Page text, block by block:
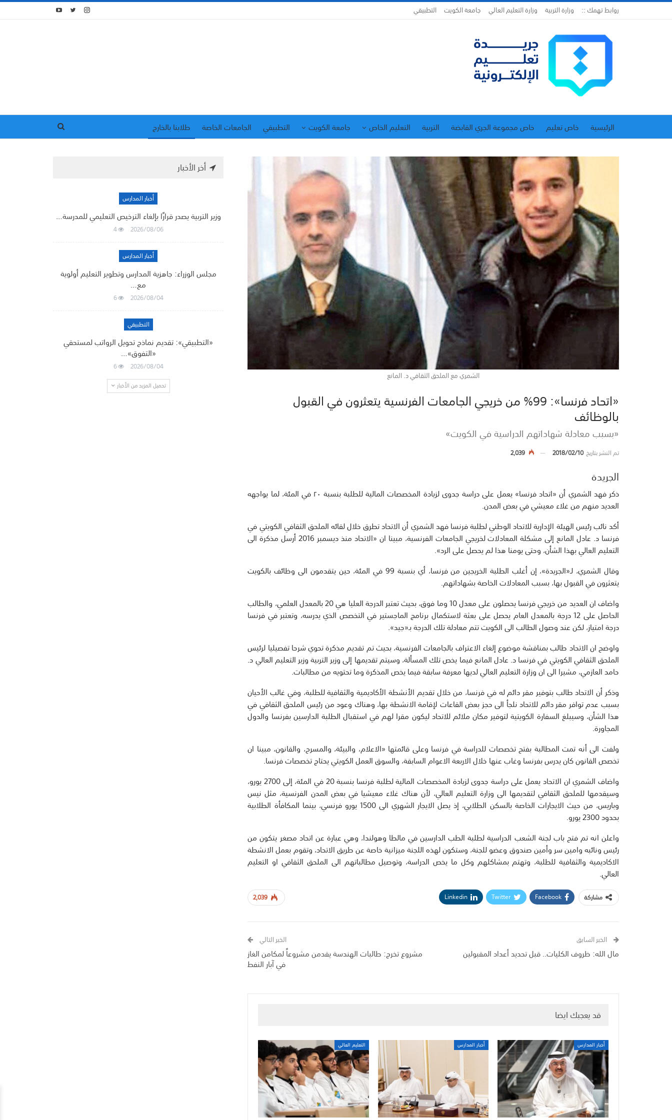
روابط تهمك :: وزارة التربية وزارة التعليم العالي جامعة الكويت التطبيقي
الرئيسية خاص تعليم خاص مجموعة الجري القابضة التربية التعليم الخاص جامعة الكويت التطبيقي الجامعات الخاصة
طلابنا بالخارج
الشمري مع الملحق الثقافي د. المانع
«اتحاد فرنسا»: 99% من خريجي الجامعات الفرنسية يتعثرون في القبول
بالوظائف
«بسبب معادلة شهاداتهم الدراسية في الكويت»
تم النشر بتاريخ2018/02/10
2,039
الجريدة
ذكر فهد الشمري أن «اتحاد فرنسا» يعمل على دراسة جدوى لزيادة المخصصات المالية للطلبة بنسبة ٢٠ في المئة، لما يواجهه
العديد منهم من غلاء معيشي في بعض المدن.
أكد نائب رئيس الهيئة الإدارية للاتحاد الوطني لطلبة فرنسا فهد الشمري أن الاتحاد تطرق خلال لقائه الملحق الثقافي الكويتي في
فرنسا د. عادل المانع إلى مشكلة المعادلات لخريجي الجامعات الفرنسية، مبينا ان «الاتحاد منذ ديسمبر 2016 أرسل مذكرة الى
التعليم العالي بهذا الشأن، وحتى يومنا هذا لم يحصل على الرد».
وقال الشمري، لـ«الجريدة»، إن أغلب الطلبة الخريجين من فرنسا، أي بنسبة 99 في المئة، حين يتقدمون الى وظائف بالكويت
يتعثرون في القبول بها، بسبب المعادلات الخاصة بشهاداتهم.
واضاف ان العديد من خريجي فرنسا يحصلون على معدل 10 وما فوق، بحيث تعتبر الدرجة العليا هي 20 بالمعدل العلمي، والطالب
الحاصل على 12 درجة بالمعدل العام يحصل على بعثة لاستكمال برنامج الماجستير في التخصص الذي يدرسه، وتعتبر في فرنسا
درجة امتياز، لكن عند وصول الطالب الى الكويت تتم معادلة تلك الدرجة بـ«جيد».
واوضح ان الاتحاد طالب بمناقشة موضوع إلغاء الاعتراف بالجامعات الفرنسية، بحيث تم تقديم مذكرة تحوي شرحا تفصيليا لرئيس
الملحق الثقافي الكويتي في فرنسا د. عادل المانع فيما يخص تلك المسألة، وسيتم تقديمها إلى وزير التربية وزير التعليم العالي د.
حامد العازمي، مشيرا الى ان وزارة التعليم العالي لديها معرفة سابقة فيما يخص المذكرة وما تحتويه من مطالبات.
وذكر أن الاتحاد طالب بتوفير مقر دائم له في فرنسا، من خلال تقديم الأنشطة الأكاديمية والثقافية للطلبة، وفي غالب الأحيان
بسبب عدم توافر مقر دائم للاتحاد نلجأ الى حجز بعض القاعات لإقامة الانشطة بها، وهناك وعود من رئيس الملحق الثقافي في
هذا الشأن، وسيبلغ السفارة الكويتية لتوفير مكان ملائم للاتحاد ليكون مقرا لهم في استقبال الطلبة الدارسين بفرنسا والدول
المجاورة.
ولفت الى أنه تمت المطالبة بفتح تخصصات للدراسة في فرنسا وعلى قائمتها «الاعلام، والبيئة، والمسرح، والقانون، مبينا ان
تخصص القانون كان يدرس بفرنسا وغاب عنها خلال الاربعة الاعوام السابقة، والسوق العمل الكويتي يحتاج تخصصات فرنسا.
واضاف الشمري ان الاتحاد يعمل على دراسة جدوى لزيادة المخصصات المالية لطلبة فرنسا بنسبة 20 في المئة، إلى 2700 يورو،
وسيقدمها للملحق الثقافي لتقديمها الى وزارة التعليم العالي، لأن هناك غلاء معيشيا في بعض المدن الفرنسية، مثل نيس
وباريس، من حيث الايجارات الخاصة بالسكن الطلابي، إذ يصل الايجار الشهري الى 1500 يورو فرنسي، بينما المكافأة الطلابية
بحدود 2300 يورو.
واعلن انه تم فتح باب لجنة الشعب الدراسية لطلبة الطب الدارسين في مالطا وهولندا، وهي عبارة عن اتحاد مصغر يتكون من
رئيس ونائبه وامين سر وأمين صندوق وعضو للجنة، وستكون لهذه اللجنة ميزانية خاصة عن طريق الاتحاد، وتقوم بعمل الانشطة
الاكاديمية والثقافية للطلبة، وتهتم بمشاكلهم وكل ما يخص الدراسة، وتوصيل مطالباتهم الى الملحق الثقافي او التعليم
العالي.
2,039 مشاركة Facebook
Twitter
Linkedin
الخبر السابق
مال الله: ظروف الكليات.. قبل تحديد أعداد المقبولين
الخبر التالي
مشروع تخرج: طالبات الهندسة يقدمن مشروعاً لمكامن الغاز
في آبار النفط
قد يعجبك ايضا
أخبار المدارس أخبار المدارس التعليم العالي
أخر الأخبار
أخبار المدارس
وزير التربية يصدر قرارًا بإلغاء الترخيص التعليمي للمدرسة…
2026/08/06
4
أخبار المدارس
مجلس الوزراء: جاهزية المدارس وتطوير التعليم أولوية
مع…
2026/08/04
6
التطبيقي
«التطبيقي»: تقديم نماذج تحويل الرواتب لمستحقي
«التفوق»…
2026/08/04
6
تحميل المزيد من الأخبار